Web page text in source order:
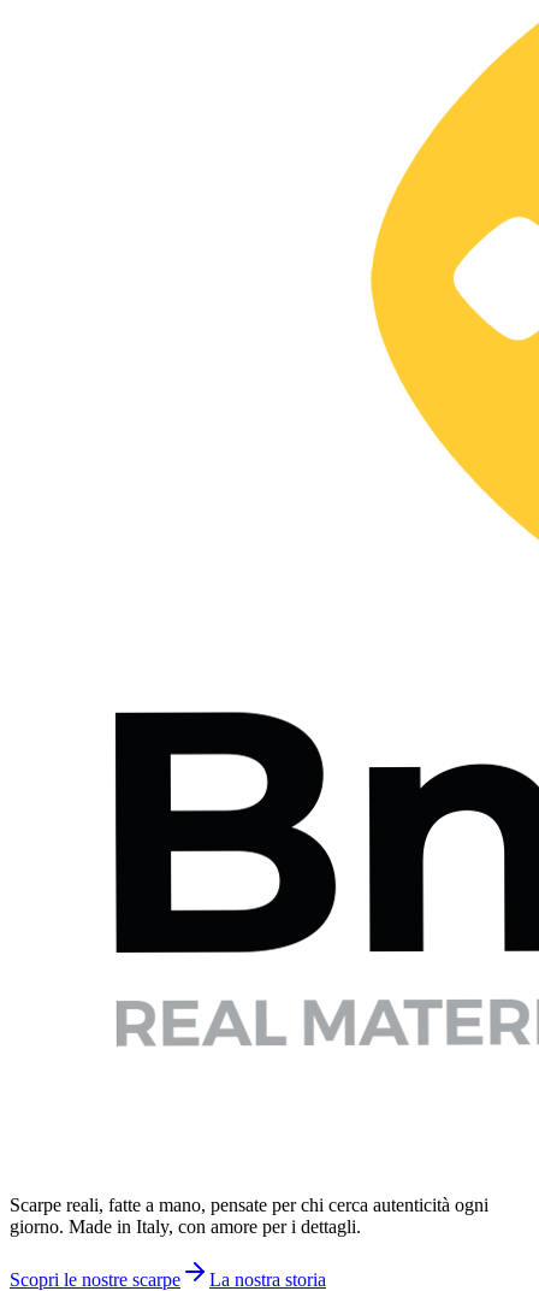
Scarpe reali, fatte a mano, pensate per chi cerca autenticità ogni
giorno. Made in Italy, con amore per i dettagli.
Scopri le nostre scarpe La nostra storia